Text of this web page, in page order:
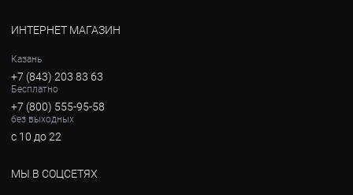
ИНТЕРНЕТ МАГАЗИН
Казань
+7 (843) 203 83 63
Бесплатно
+7 (800) 555-95-58
без выходных
с 10 до 22
МЫ В СОЦСЕТЯХ